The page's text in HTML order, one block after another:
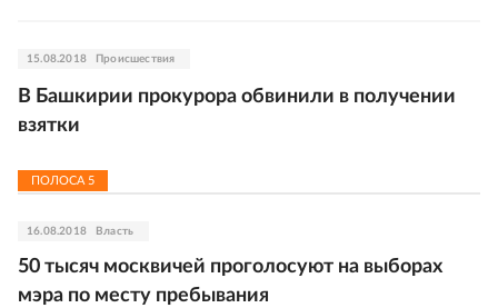
15.08.2018 Происшествия
В Башкирии прокурора обвинили в получении
взятки
ПОЛОСА5
16.08.2018 Власть
50 тысяч москвичей проголосуют на выборах
мэра по месту пребывания